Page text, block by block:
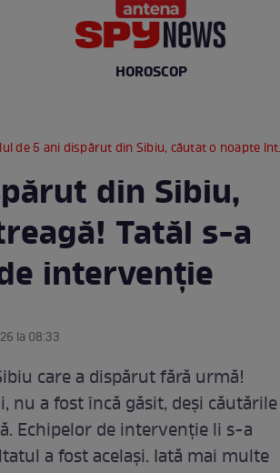
HOROSCOP
5 ani dispărut din Sibiu, căutat o noapte întreagă! Tatăl s-a alăturat echipelor de intervenție
din Sibiu,
Tatăl s-a
intervenție
la 08:33
care a dispărut fără urmă!
nu a fost încă găsit, deși căutările
Echipelor de intervenție li s-a
a fost același. Iată mai multe